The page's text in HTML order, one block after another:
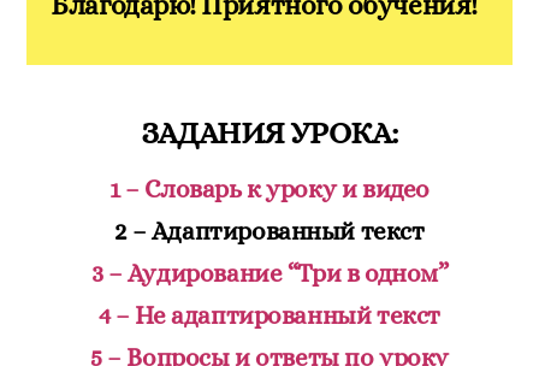
ЗАДАНИЯ УРОКА:
1– Словарь к уроку и видео
2 – Адаптированный текст
3 – Аудирование “Три в одном”
4 – Не адаптированный текст
5 – Вопросы и ответы по уроку